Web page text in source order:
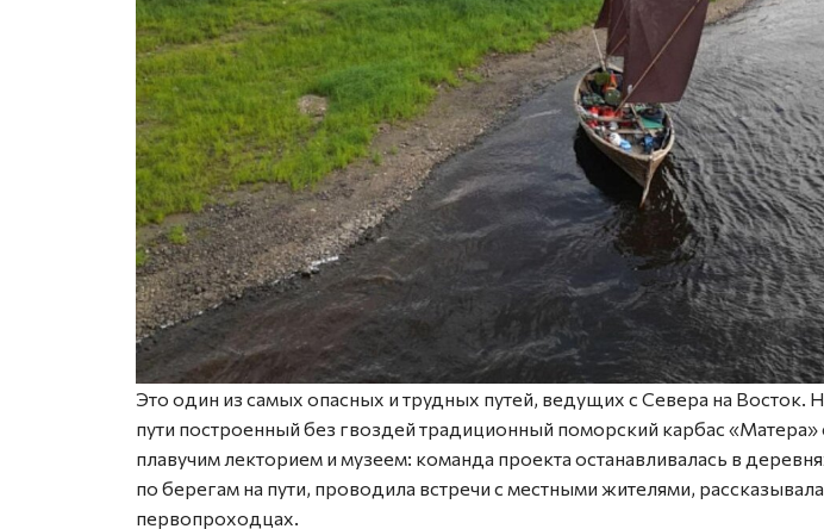
Это один из самых опасных и трудных путей, ведущих с Севера на Восток.
пути построенный без гвоздей традиционный поморский карбас
плавучим лекторием и музеем: команда проекта останавливалась в
по берегам на пути, проводила встречи с местными жителями,
первопроходцах.